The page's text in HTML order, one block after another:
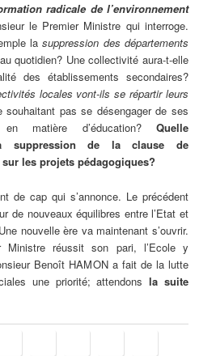
radicale de l’environnement
le Premier Ministre qui interroge.
lasuppression des départements
au quotidien? Une collectivité aura-t-elle
des établissements secondaires?
locales vont-ils se répartir leurs
souhaitant pas se désengager de ses
matière d’éducation?Quelle
suppression de la clause de
les projets pédagogiques?
cap qui s’annonce. Le précédent
de nouveaux équilibres entre l’Etat et
nouvelle ère va maintenant s’ouvrir.
Ministre réussit son pari, l’Ecole y
Benoît HAMON a fait de la lutte
une priorité; attendons la suite